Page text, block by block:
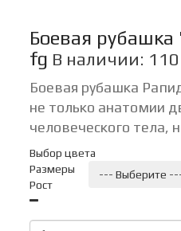
Боевая
fg В наличии:
Боевая рубашка
не только анатомии
человеческого тела,
Выбор цвета
Размеры
--- Выберите
Рост